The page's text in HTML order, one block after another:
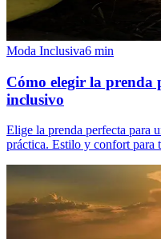
Moda Inclusiva6 min
Cómo elegir la prenda
inclusivo
Elige la prenda perfecta para
práctica. Estilo y confort para